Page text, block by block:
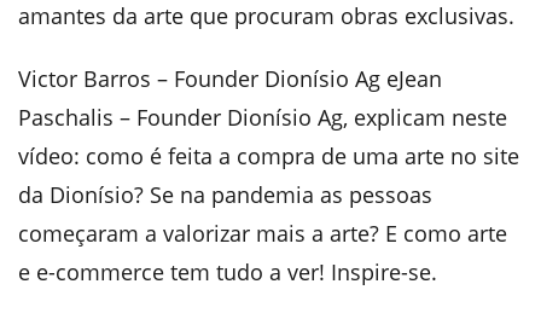
amantes da arte que procuram obras exclusivas.
Victor Barros – Founder Dionísio Ag eJean
Paschalis – Founder Dionísio Ag, explicam neste
vídeo: como é feita a compra de uma arte no site
da Dionísio? Se na pandemia as pessoas
começaram a valorizar mais a arte? E como arte
e e-commerce tem tudo a ver! Inspire-se.